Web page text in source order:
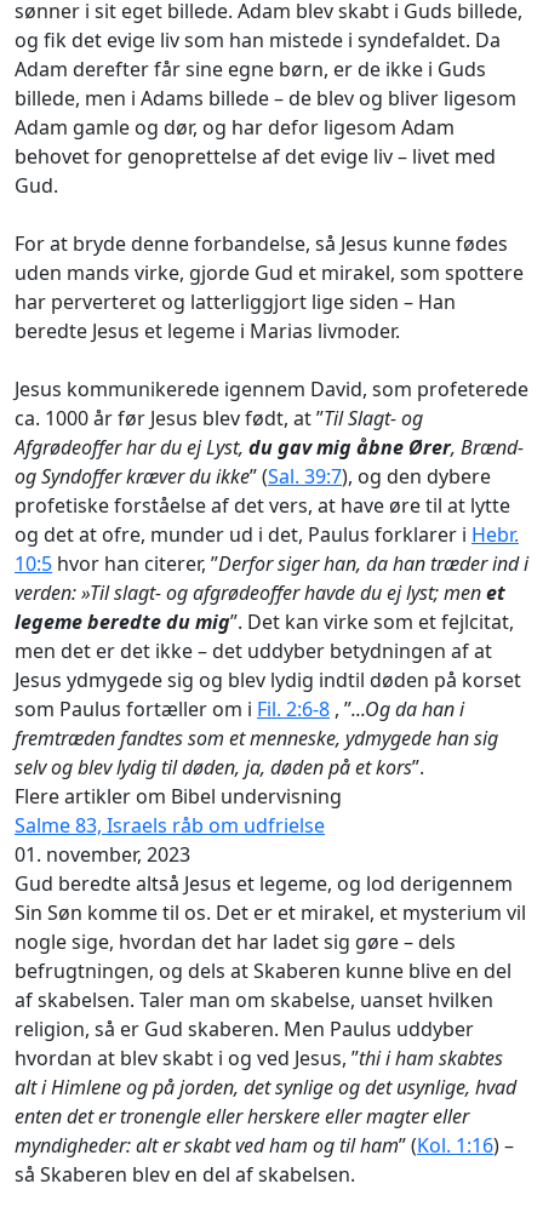
sønner i sit eget billede. Adam blev skabt i Guds billede,
og fik det evige liv som han mistede i syndefaldet. Da
Adam derefter får sine egne børn, er de ikke i Guds
billede, men i Adams billede – de blev og bliver ligesom
Adam gamle og dør, og har defor ligesom Adam
behovet for genoprettelse af det evige liv – livet med
Gud.
For at bryde denne forbandelse, så Jesus kunne fødes
uden mands virke, gjorde Gud et mirakel, som spottere
har perverteret og latterliggjort lige siden – Han
beredte Jesus et legeme i Marias livmoder.
Jesus kommunikerede igennem David, som profeterede
ca. 1000 år før Jesus blev født, at ”Til Slagt- og
Afgrødeoffer har du ej Lyst, du gav mig åbne Ører, Brænd-
og Syndoffer kræver du ikke” (Sal. 39:7), og den dybere
profetiske forståelse af det vers, at have øre til at lytte
og det at ofre, munder ud i det, Paulus forklarer i Hebr.
10:5 hvor han citerer, ”Derfor siger han, da han træder ind i
verden: »Til slagt- og afgrødeoffer havde du ej lyst; menet
legeme beredte du mig”. Det kan virke som et fejlcitat,
men det er det ikke – det uddyber betydningen af at
Jesus ydmygede sig og blev lydig indtil døden på korset
som Paulus fortæller om i Fil. 2:6-8 , ”...Og da han i
fremtræden fandtes som et menneske, ydmygede han sig
selv og blev lydig til døden, ja, døden på et kors”.
Flere artikler om Bibel undervisning
Salme 83, Israels råb om udfrielse
01. november, 2023
Gud beredte altså Jesus et legeme, og lod derigennem
Sin Søn komme til os. Det er et mirakel, et mysterium vil
nogle sige, hvordan det har ladet sig gøre – dels
befrugtningen, og dels at Skaberen kunne blive en del
af skabelsen. Taler man om skabelse, uanset hvilken
religion, så er Gud skaberen. Men Paulus uddyber
hvordan at blev skabt i og ved Jesus, ”thi i ham skabtes
alt i Himlene og på jorden, det synlige og det usynlige, hvad
enten det er tronengle eller herskere eller magter eller
myndigheder: alt er skabt ved ham og til ham” (Kol. 1:16) –
så Skaberen blev en del af skabelsen.